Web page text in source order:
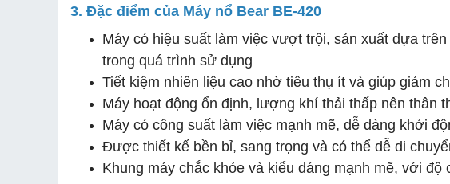
3. Đặc điểm của Máy nổ Bear BE-420
Máy có hiệu suất làm việc vượt trội, sản xuất dựa
trong quá trình sử dụng
Tiết kiệm nhiên liệu cao nhờ tiêu thụ ít và giúp giảm
Máy hoạt động ổn định, lượng khí thải thấp nên thân
Máy có công suất làm việc mạnh mẽ, dễ dàng khởi
Được thiết kế bền bỉ, sang trọng và có thể dễ di
Khung máy chắc khỏe và kiểu dáng mạnh mẽ, với